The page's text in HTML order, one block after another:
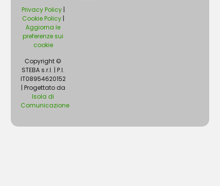
Privacy Policy|
Cookie Policy|
Aggiorna le
preferenze sui
cookie
Copyright ©
STEBA s.r.l. | P.I.
IT08954620152
| Progettato da
Isola di
Comunicazione